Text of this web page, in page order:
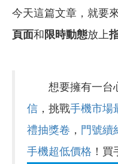
今天這篇文章，就要
頁面和 限時動態放上
想要擁有一台
信 ，挑戰手機市場
禮抽獎卷 ， 門號續
手機超低價格 ！